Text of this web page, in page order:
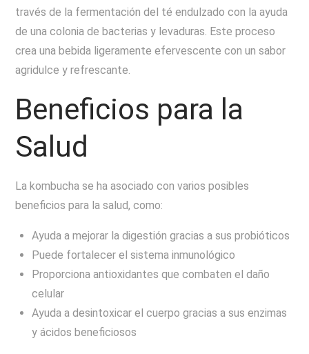
través de la fermentación del té endulzado con la ayuda
de una colonia de bacterias y levaduras. Este proceso
crea una bebida ligeramente efervescente con un sabor
agridulce y refrescante.
Beneficios para la
Salud
La kombucha se ha asociado con varios posibles
beneficios para la salud, como:
Ayuda a mejorar la digestión gracias a sus probióticos
Puede fortalecer el sistema inmunológico
Proporciona antioxidantes que combaten el daño
celular
Ayuda a desintoxicar el cuerpo gracias a sus enzimas
y ácidos beneficiosos